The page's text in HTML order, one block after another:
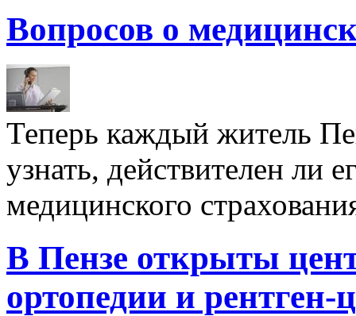
Вопросов о
Теперь каждый житель
узнать, действителен ли
медицинского
В Пензе открыты
ортопедии и рентген-